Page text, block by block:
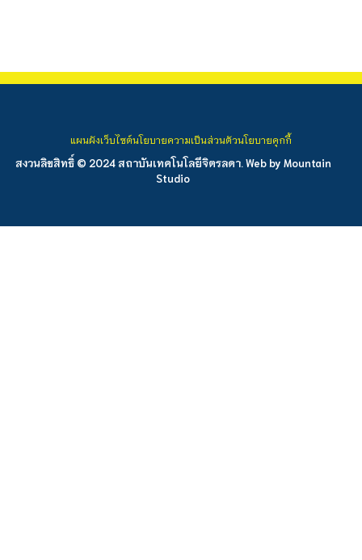
สงวนลิขสิทธิ์ © 2024 สถาบันเทคโนโลยีจิตรลดา. Web by Mountain
Studio
แผนผังเว็บไซต์นโยบายความเป็นส่วนตัวนโยบายคุกกี้